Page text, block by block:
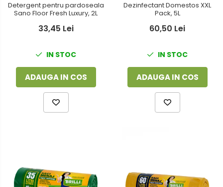
Detergent pentru pardoseala
Sano Floor Fresh Luxury, 2L
33,45 Lei
IN STOC
ADAUGA IN COS
Dezinfectant Domestos XXL
Pack, 5L
60,50 Lei
IN STOC
ADAUGA IN COS